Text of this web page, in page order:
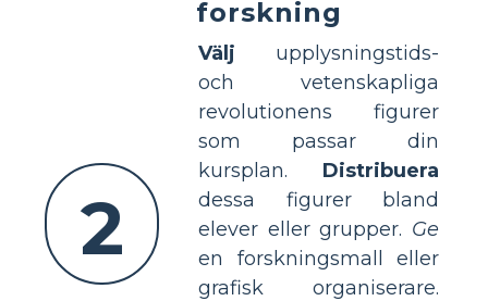
2
forskning
Välj upplysningstids-
och vetenskapliga
revolutionens figurer
som passar din
kursplan. Distribuera
dessa figurer bland
elever eller grupper. Ge
en forskningsmall eller
grafisk organiserare.